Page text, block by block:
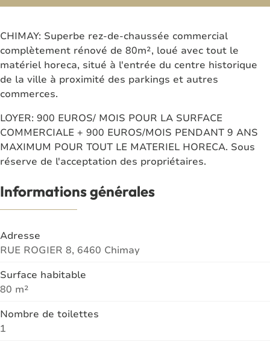
CHIMAY: Superbe rez-de-chaussée commercial
complètement rénové de 80m², loué avec tout le
matériel horeca, situé à l'entrée du centre historique
de la ville à proximité des parkings et autres
commerces.
LOYER: 900 EUROS/ MOIS POUR LA SURFACE
COMMERCIALE + 900 EUROS/MOIS PENDANT 9 ANS
MAXIMUM POUR TOUT LE MATERIEL HORECA. Sous
réserve de l'acceptation des propriétaires.
Informations générales
Adresse
RUE ROGIER 8, 6460 Chimay
Surface habitable
80 m²
Nombre de toilettes
1